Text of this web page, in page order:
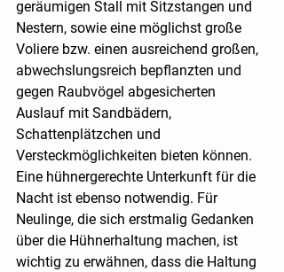
geräumigen Stall mit Sitzstangen und
Nestern, sowie eine möglichst große
Voliere bzw. einen ausreichend großen,
abwechslungsreich bepflanzten und
gegen Raubvögel abgesicherten
Auslauf mit Sandbädern,
Schattenplätzchen und
Versteckmöglichkeiten bieten können.
Eine hühnergerechte Unterkunft für die
Nacht ist ebenso notwendig. Für
Neulinge, die sich erstmalig Gedanken
über die Hühnerhaltung machen, ist
wichtig zu erwähnen, dass die Haltung